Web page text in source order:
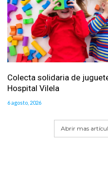
Colecta solidaria de
Hospital Vilela
6 agosto, 2026
Abrir mas